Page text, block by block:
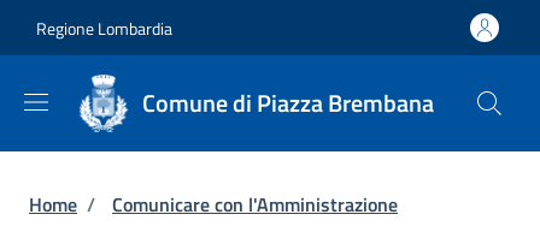
Regione Lombardia
Comune di Piazza Brembana
Briciole di pane
Home / Comunicare con l'Amministrazione